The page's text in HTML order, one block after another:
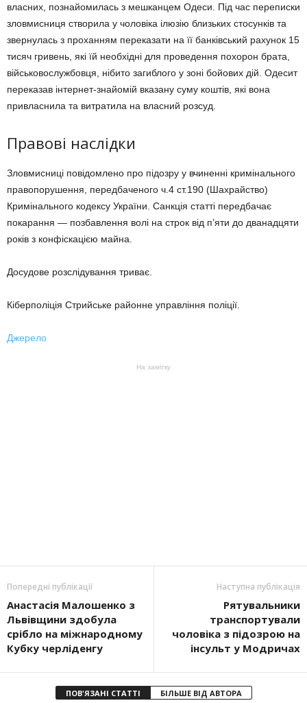
власних, познайомилась з мешканцем Одеси. Під час переписки
зловмисниця створила у чоловіка ілюзію близьких стосунків та
звернулась з проханням переказати на її банківський рахунок 15
тисяч гривень, які їй необхідні для проведення похорон брата,
військовослужбовця, нібито загиблого у зоні бойових дій. Одесит
переказав інтернет-знайомій вказану суму коштів, які вона
привласнила та витратила на власний розсуд.
Правові наслідки
Зловмисниці повідомлено про підозру у вчиненні кримінального
правопорушення, передбаченого ч.4 ст.190 (Шахрайство)
Кримінального кодексу України. Санкція статті передбачає
покарання — позбавлення волі на строк від п’яти до дванадцяти
років з конфіскацією майна.
Досудове розслідування триває.
Кіберполіція Стрийське районне управління поліції.
Джерело
На замітку
Попередні публікації
Анастасія Малошенко з
Львівщини здобула
срібло на міжнародному
Кубку черліденгу
Наступна публікація
Рятувальники
транспортували
чоловіка з підозрою на
інсульт у Модричах
ПОВ'ЯЗАНІ СТАТТІ БІЛЬШЕ ВІД АВТОРА